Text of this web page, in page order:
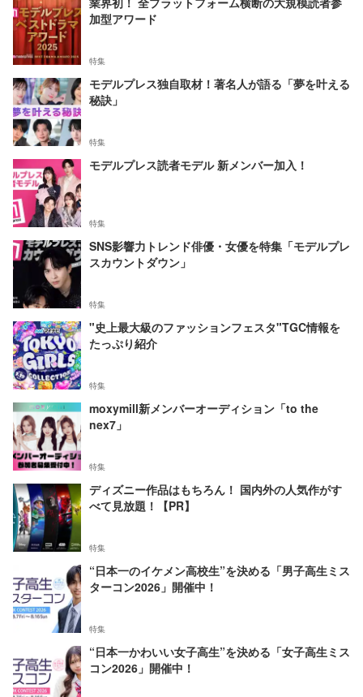
加型アワード
特集
モデルプレス独自取材！著名人が語る「夢を叶える
秘訣」
特集
モデルプレス読者モデル 新メンバー加入！
特集
SNS影響力トレンド俳優・女優を特集「モデルプレ
スカウントダウン」
特集
"史上最大級のファッションフェスタ"TGC情報を
たっぷり紹介
特集
moxymill新メンバーオーディション「to the
nex7」
特集
ディズニー作品はもちろん！ 国内外の人気作がす
べて見放題！【PR】
特集
“日本一のイケメン高校生”を決める「男子高生ミス
ターコン2026」開催中！
特集
“日本一かわいい女子高生”を決める「女子高生ミス
コン2026」開催中！